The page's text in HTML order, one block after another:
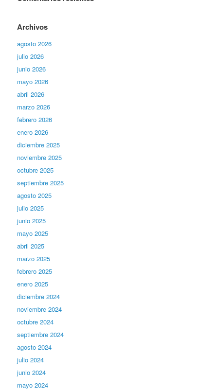
Archivos
agosto 2026
julio 2026
junio 2026
mayo 2026
abril 2026
marzo 2026
febrero 2026
enero 2026
diciembre 2025
noviembre 2025
octubre 2025
septiembre 2025
agosto 2025
julio 2025
junio 2025
mayo 2025
abril 2025
marzo 2025
febrero 2025
enero 2025
diciembre 2024
noviembre 2024
octubre 2024
septiembre 2024
agosto 2024
julio 2024
junio 2024
mayo 2024